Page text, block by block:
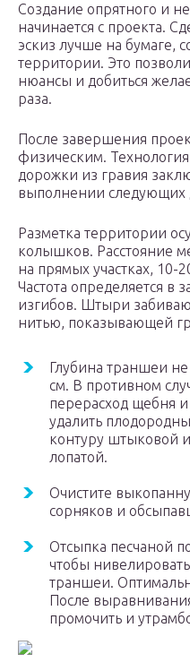
Создание опрятного и
начинается с проекта.
эскиз лучше на бумаге,
территории. Это
нюансы и добиться
раза.
После завершения
физическим. Технология
дорожки из гравия
выполнении следующих
Разметка территории
колышков. Расстояние
на прямых участках, 10-
Частота определяется в
изгибов. Штыри
нитью, показывающей
Глубина траншеи
см. В противном
перерасход щебня
удалить
контуру штыковой и
лопатой.
Очистите
сорняков и
Отсыпка песчаной
чтобы
траншеи.
После
промочить и